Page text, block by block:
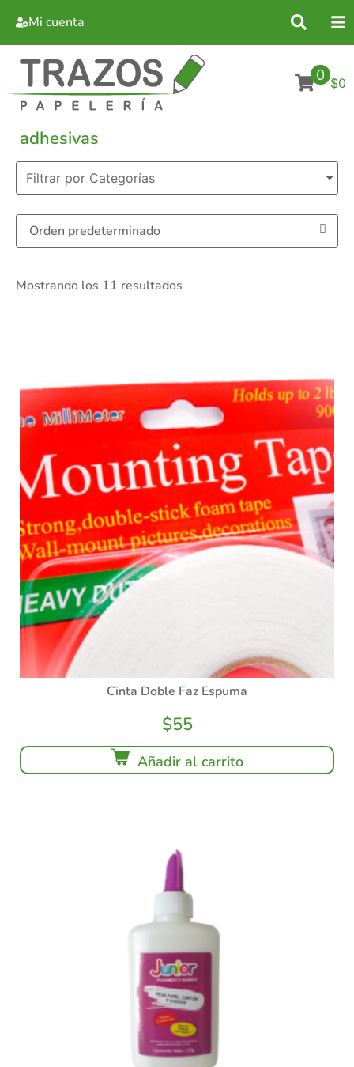
Mi cuenta
0 $0
adhesivas
Filtrar por Categorías
Mostrando los 11 resultados
Cinta Doble Faz Espuma
$55
Añadir al carrito